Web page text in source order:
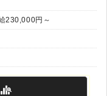
230,000円～